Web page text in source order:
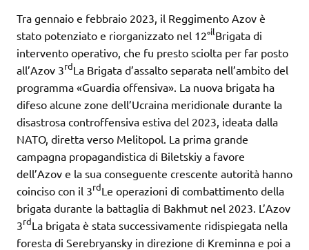
Tra gennaio e febbraio 2023, il Reggimento Azov è
stato potenziato e riorganizzato nel 12°ilBrigata di
intervento operativo, che fu presto sciolta per far posto
all’Azov 3rdLa Brigata d’assalto separata nell’ambito del
programma «Guardia offensiva». La nuova brigata ha
difeso alcune zone dell’Ucraina meridionale durante la
disastrosa controffensiva estiva del 2023, ideata dalla
NATO, diretta verso Melitopol. La prima grande
campagna propagandistica di Biletskiy a favore
dell’Azov e la sua conseguente crescente autorità hanno
coinciso con il 3rdLe operazioni di combattimento della
brigata durante la battaglia di Bakhmut nel 2023. L’Azov
3rdLa brigata è stata successivamente ridispiegata nella
foresta di Serebryansky in direzione di Kreminna e poi a